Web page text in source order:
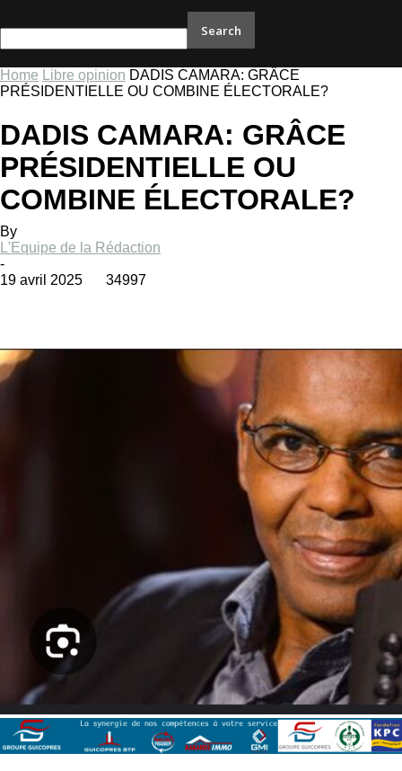
Home Libre opinion DADIS CAMARA: GRÂCE
PRÉSIDENTIELLE OU COMBINE ÉLECTORALE?
DADIS CAMARA: GRÂCE
PRÉSIDENTIELLE OU
COMBINE ÉLECTORALE?
By
L'Equipe de la Rédaction
-
19 avril 2025
34997